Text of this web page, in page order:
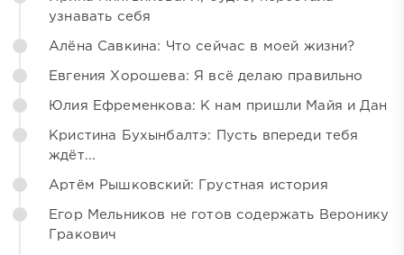
узнавать себя
Алёна Савкина: Что сейчас в моей жизни?
Евгения Хорошева: Я всё делаю правильно
Юлия Ефременкова: К нам пришли Майя и Дан
Кристина Бухынбалтэ: Пусть впереди тебя
ждёт...
Артём Рышковский: Грустная история
Егор Мельников не готов содержать Веронику
Гракович